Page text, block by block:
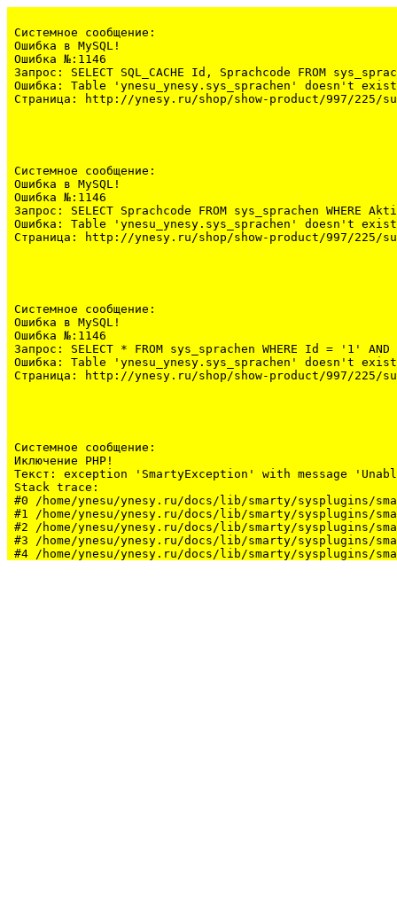
Системное сообщение:
Ошибка в MySQL!
Ошибка №:1146
Запрос: SELECT SQL_CACHE Id, Sprachcode FROM
Ошибка: Table 'ynesu_ynesy.sys_sprachen' doesn't exist
Страница: http://ynesy.ru/shop/show-product/997/225/
Системное сообщение:
Ошибка в MySQL!
Ошибка №:1146
Запрос: SELECT Sprachcode FROM sys_sprachen WHERE
Ошибка: Table 'ynesu_ynesy.sys_sprachen' doesn't exist
Страница: http://ynesy.ru/shop/show-product/997/225/
Системное сообщение:
Ошибка в MySQL!
Ошибка №:1146
Запрос: SELECT * FROM sys_sprachen WHERE Id = '1'
Ошибка: Table 'ynesu_ynesy.sys_sprachen' doesn't exist
Страница: http://ynesy.ru/shop/show-product/997/225/
Системное сообщение:
Иключение PHP!
Текст: exception 'SmartyException' with message
Stack trace:
#0 /home/ynesu/ynesy.ru/docs/lib/smarty/sysplugins/
#1 /home/ynesu/ynesy.ru/docs/lib/smarty/sysplugins/
#2 /home/ynesu/ynesy.ru/docs/lib/smarty/sysplugins/
#3 /home/ynesu/ynesy.ru/docs/lib/smarty/sysplugins/
#4 /home/ynesu/ynesy.ru/docs/lib/smarty/sysplugins/